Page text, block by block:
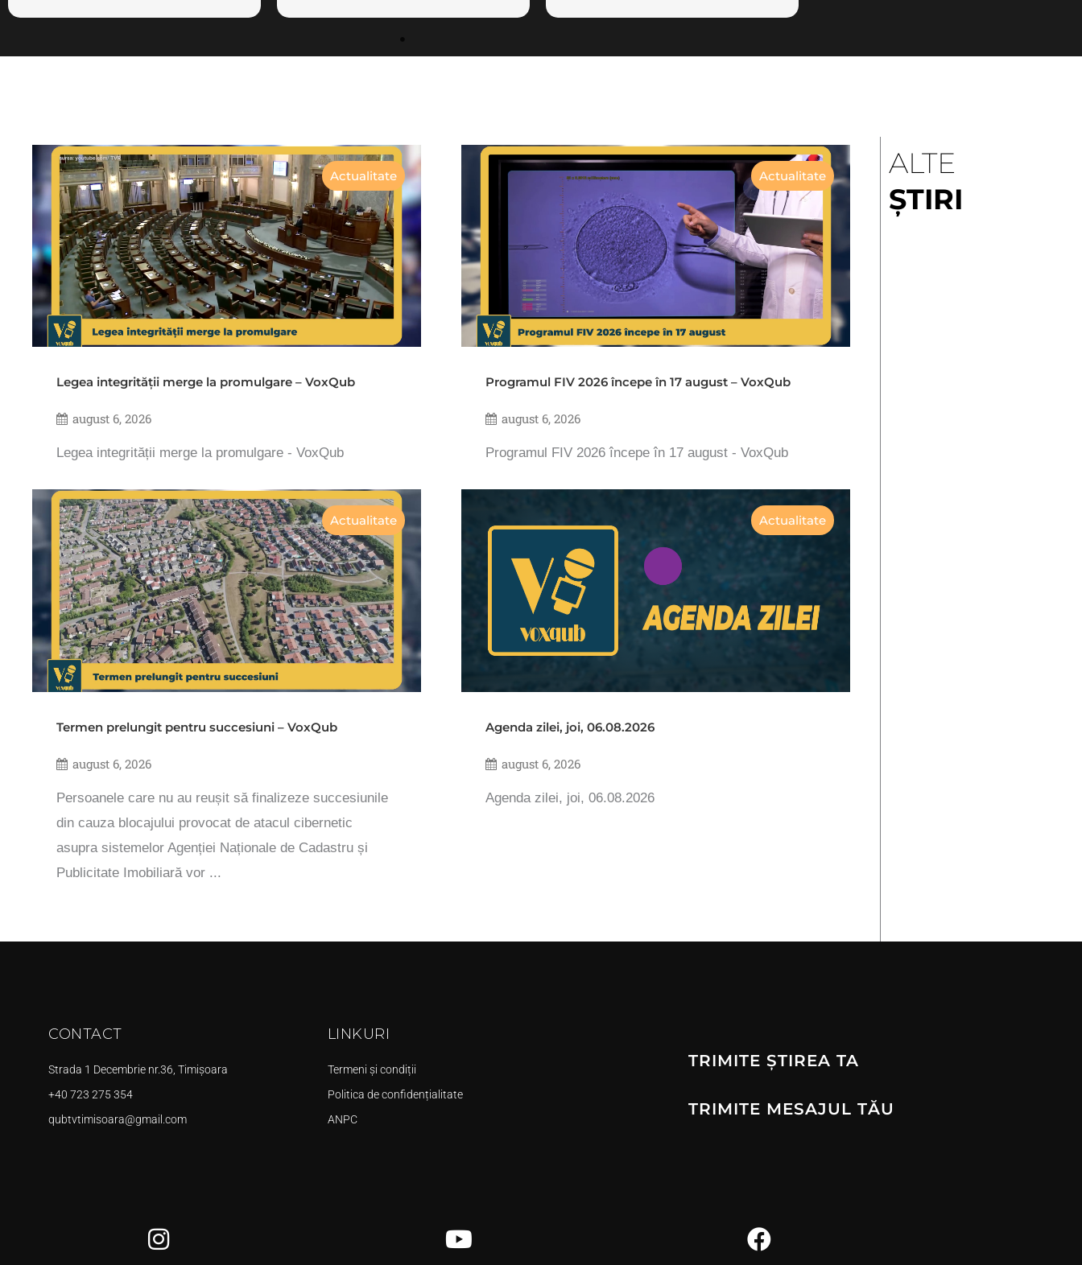
Actualitate
Legea integrității merge la promulgare – VoxQub
august 6, 2026
Legea integrității merge la promulgare - VoxQub
Actualitate
Programul FIV 2026 începe în 17 august – VoxQub
august 6, 2026
Programul FIV 2026 începe în 17 august - VoxQub
Actualitate
Termen prelungit pentru succesiuni – VoxQub
august 6, 2026
Persoanele care nu au reușit să finalizeze succesiunile
din cauza blocajului provocat de atacul cibernetic
asupra sistemelor Agenției Naționale de Cadastru și
Publicitate Imobiliară vor ...
Actualitate
Agenda zilei, joi, 06.08.2026
august 6, 2026
Agenda zilei, joi, 06.08.2026
ALTE
ȘTIRI
CONTACT
Strada 1 Decembrie nr.36, Timișoara
+40 723 275 354
qubtvtimisoara@gmail.com
LINKURI
Termeni și condiții
Politica de confidențialitate
ANPC
TRIMITE ȘTIREA TA
TRIMITE MESAJUL TĂU